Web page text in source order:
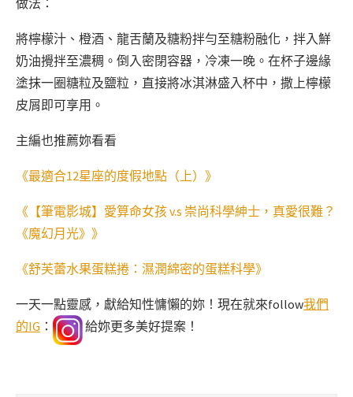
做法：
將檸檬汁、橙酒、龍舌蘭及糖粉拌勻至糖粉融化，拌入鮮
奶油攪拌至濃稠。倒入密閉容器，冷凍一晚。在杯子邊緣
塗抹一圈糖粒及鹽粒，直接將冰淇淋盛入杯中，撒上檸檬
皮屑即可享用。
主編也推薦妳看看
《最適合12星座的度假地點（上）》
《【筆電影城】愛算命女孩 v.s 崇尚科學紳士，真愛很難？
《魔幻月光》》
《舒芙蕾水果蛋糕捲：濕潤綿密的蛋糕科學》
一天一點靈感，獻給知性慵懶的妳！現在就來follow我們
的IG ： 給妳更多美好提案！